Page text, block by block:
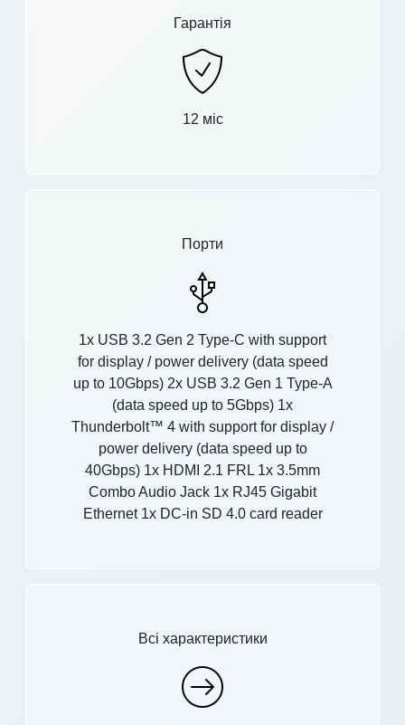
Гарантія
12 міс
Порти
1x USB 3.2 Gen 2 Type-C with support
for display / power delivery (data speed
up to 10Gbps) 2x USB 3.2 Gen 1 Type-A
(data speed up to 5Gbps) 1x
Thunderbolt™ 4 with support for display /
power delivery (data speed up to
40Gbps) 1x HDMI 2.1 FRL 1x 3.5mm
Combo Audio Jack 1x RJ45 Gigabit
Ethernet 1x DC-in SD 4.0 card reader
Всі характеристики